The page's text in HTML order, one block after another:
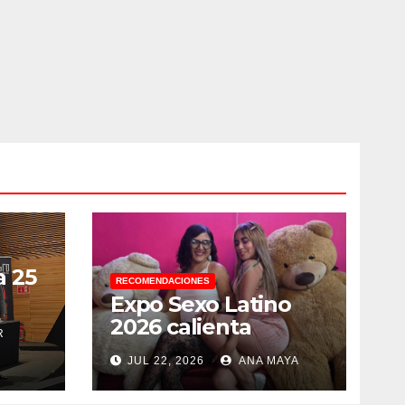
25
RECOMENDACIONES
Expo Sexo Latino
2026 calienta
motores con
conferencia de
prensa y anuncia
JUL 22, 2026 ANA MAYA